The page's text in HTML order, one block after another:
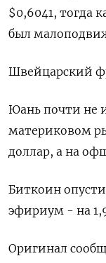
$0,6041​, тогда
был
Швейцарский
Юань почти не
материковом
доллар, а на
Биткоин
эфириум - на
Оригинал